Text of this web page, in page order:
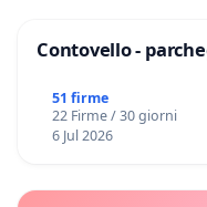
Contovello -
51 firme
22 Firme / 30 giorni
6 Jul 2026